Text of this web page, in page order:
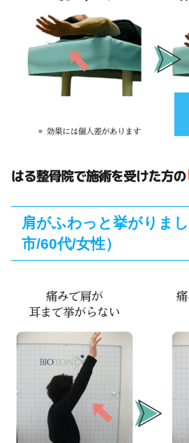
肩がふわっと挙がりま
市/60代/女性）